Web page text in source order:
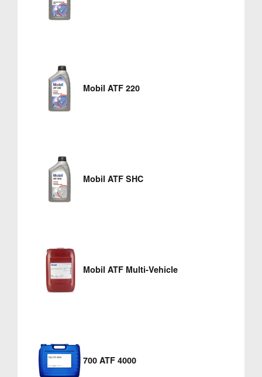
Mobil ATF 220
Mobil ATF SHC
Mobil ATF Multi-Vehicle
700 ATF 4000